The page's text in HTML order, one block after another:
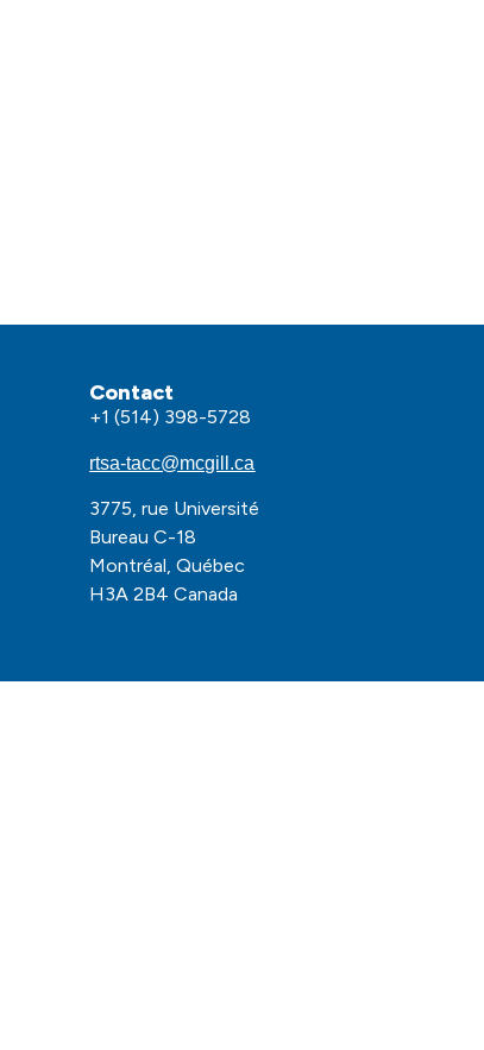
Contact
+1 (514) 398-5728
rtsa-tacc@mcgill.ca
3775, rue Université
Bureau C-18
Montréal, Québec
H3A 2B4 Canada